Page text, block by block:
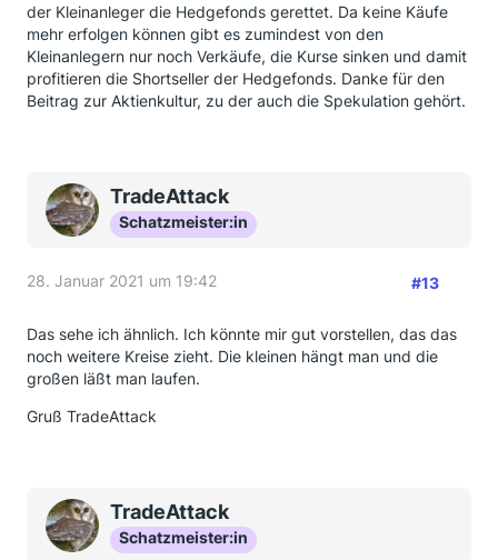
der Kleinanleger die Hedgefonds gerettet. Da keine Käufe
mehr erfolgen können gibt es zumindest von den
Kleinanlegern nur noch Verkäufe, die Kurse sinken und damit
profitieren die Shortseller der Hedgefonds. Danke für den
Beitrag zur Aktienkultur, zu der auch die Spekulation gehört.
TradeAttack
Schatzmeister:in
28. Januar 2021 um 19:42 #13
Das sehe ich ähnlich. Ich könnte mir gut vorstellen, das das
noch weitere Kreise zieht. Die kleinen hängt man und die
großen läßt man laufen.
Gruß TradeAttack
TradeAttack
Schatzmeister:in